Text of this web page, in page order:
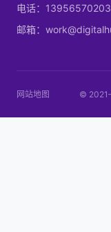
电话：13956570203
邮箱：
网站地图 ©